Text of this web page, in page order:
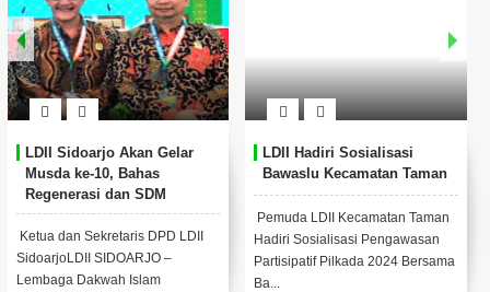
LDII Sidoarjo Akan Gelar
Musda ke-10, Bahas
Regenerasi dan SDM
Profesional Religius
Ketua dan Sekretaris DPD LDII
SidoarjoLDII SIDOARJO –
Lembaga Dakwah Islam
LDII Hadiri Sosialisasi
Bawaslu Kecamatan Taman
Pemuda LDII Kecamatan Taman
Hadiri Sosialisasi Pengawasan
Partisipatif Pilkada 2024 Bersama
Ba...